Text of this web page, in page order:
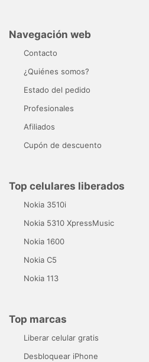
Navegación web
Contacto
¿Quiénes somos?
Estado del pedido
Profesionales
Afiliados
Cupón de descuento
Top celulares liberados
Nokia 3510i
Nokia 5310 XpressMusic
Nokia 1600
Nokia C5
Nokia 113
Top marcas
Liberar celular gratis
Desbloquear iPhone